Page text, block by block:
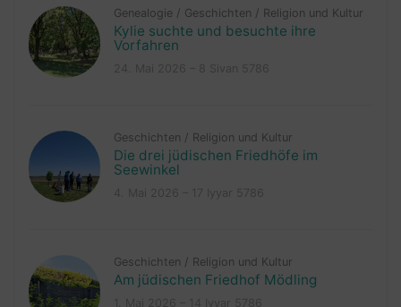
Genealogie / Geschichten / Religion und Kultur
Kylie suchte und besuchte ihre
Vorfahren
Geschichten / Religion und Kultur
Die drei jüdischen Friedhöfe im
Seewinkel
Geschichten / Religion und Kultur
Am jüdischen Friedhof Mödling